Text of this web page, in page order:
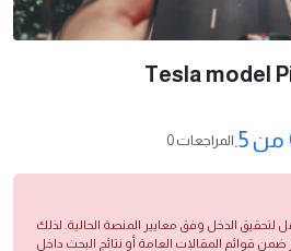
0 المراجعات
الدخل وفق معايير المنصة الحالية. لذلك
قوائم المقالات العامة أو نتائج البحث داخل